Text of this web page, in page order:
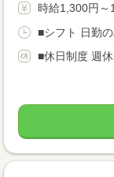
時給1,300円～
■シフト 日勤
■休日制度 週